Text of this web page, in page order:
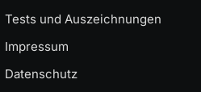
Tests und Auszeichnungen
Impressum
Datenschutz